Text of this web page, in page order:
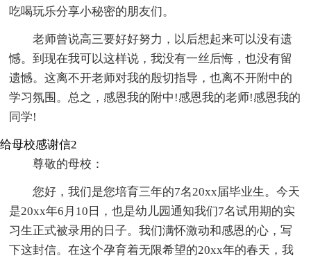
吃喝玩乐分享小秘密的朋友们。
老师曾说高三要好好努力，以后想起来可以没有遗
憾。到现在我可以这样说，我没有一丝后悔，也没有留
遗憾。这离不开老师对我的殷切指导，也离不开附中的
学习氛围。总之，感恩我的附中!感恩我的老师!感恩我的
同学!
给母校感谢信2
尊敬的母校：
您好，我们是您培育三年的7名20xx届毕业生。今天
是20xx年6月10日，也是幼儿园通知我们7名试用期的实
习生正式被录用的日子。我们满怀激动和感恩的心，写
下这封信。在这个孕育着无限希望的20xx年的春天，我